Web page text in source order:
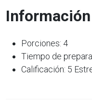
Porciones: 4
Tiempo de
Calificación: 5